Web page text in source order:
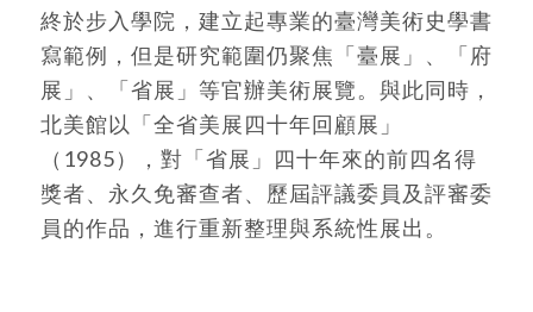
終於步入學院，建立起專業的臺灣美術史學書
寫範例，但是研究範圍仍聚焦「臺展」、「府
展」、「省展」等官辦美術展覽。與此同時，
北美館以「全省美展四十年回顧展」
（1985），對「省展」四十年來的前四名得
獎者、永久免審查者、歷屆評議委員及評審委
員的作品，進行重新整理與系統性展出。